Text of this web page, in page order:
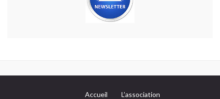
Accueil L’association